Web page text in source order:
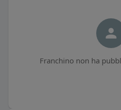
Franchino non ha